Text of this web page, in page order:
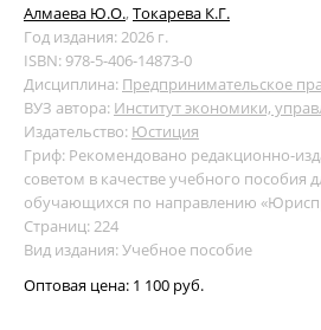
Алмаева Ю.О., Токарева К.Г.
Год издания: 2026 г.
ISBN: 978-5-406-14873-0
Дисциплина: Предпринимательское
ВУЗ автора: Институт экономики,
Издательство: Юстиция
Гриф: Рекомендовано редакционно-
советом в качестве учебного пособия
обучающихся по направлению
Страниц: 224
Вид издания: Учебное пособие
Оптовая цена: 1 100 руб.